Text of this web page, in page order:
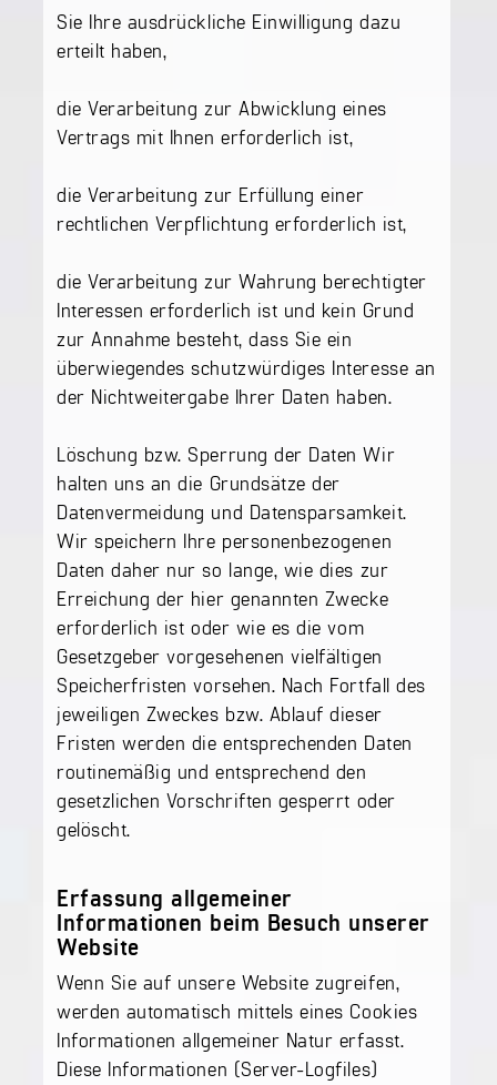
Sie Ihre ausdrückliche Einwilligung dazu
erteilt haben,
die Verarbeitung zur Abwicklung eines
Vertrags mit Ihnen erforderlich ist,
die Verarbeitung zur Erfüllung einer
rechtlichen Verpflichtung erforderlich ist,
die Verarbeitung zur Wahrung berechtigter
Interessen erforderlich ist und kein Grund
zur Annahme besteht, dass Sie ein
überwiegendes schutzwürdiges Interesse an
der Nichtweitergabe Ihrer Daten haben.
Löschung bzw. Sperrung der Daten Wir
halten uns an die Grundsätze der
Datenvermeidung und Datensparsamkeit.
Wir speichern Ihre personenbezogenen
Daten daher nur so lange, wie dies zur
Erreichung der hier genannten Zwecke
erforderlich ist oder wie es die vom
Gesetzgeber vorgesehenen vielfältigen
Speicherfristen vorsehen. Nach Fortfall des
jeweiligen Zweckes bzw. Ablauf dieser
Fristen werden die entsprechenden Daten
routinemäßig und entsprechend den
gesetzlichen Vorschriften gesperrt oder
gelöscht.
Erfassung allgemeiner
Informationen beim Besuch unserer
Website
Wenn Sie auf unsere Website zugreifen,
werden automatisch mittels eines Cookies
Informationen allgemeiner Natur erfasst.
Diese Informationen (Server-Logfiles)